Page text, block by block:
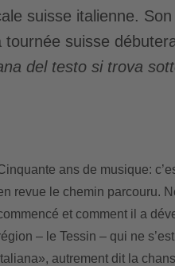
suisse italienne.
tournée suisse
del testo si trova
ans de musique:
revue le chemin parcouru.
et comment il a
– le Tessin – qui ne
autrement dit la